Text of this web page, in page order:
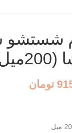
شستشو
تومان